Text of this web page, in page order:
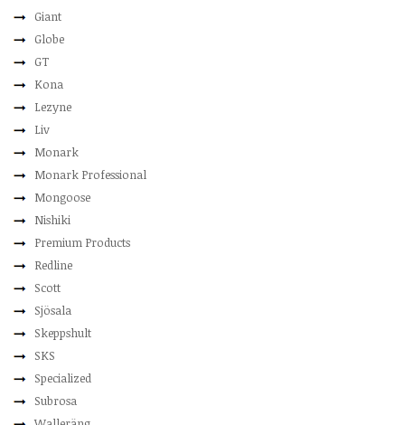
Giant
Globe
GT
Kona
Lezyne
Liv
Monark
Monark Professional
Mongoose
Nishiki
Premium Products
Redline
Scott
Sjösala
Skeppshult
SKS
Specialized
Subrosa